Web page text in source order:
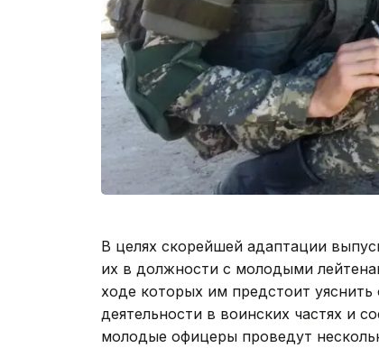
В целях скорейшей адаптации
их в должности с молодыми
ходе которых им предстоит
деятельности в воинских частях и
молодые офицеры проведут